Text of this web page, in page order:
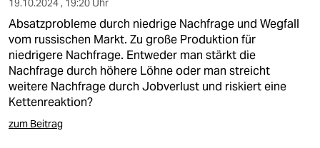
19.10.2024 , 19:20 Uhr
Absatzprobleme durch niedrige Nachfrage und Wegfall
vom russischen Markt. Zu große Produktion für
niedrigere Nachfrage. Entweder man stärkt die
Nachfrage durch höhere Löhne oder man streicht
weitere Nachfrage durch Jobverlust und riskiert eine
Kettenreaktion?
zum Beitrag